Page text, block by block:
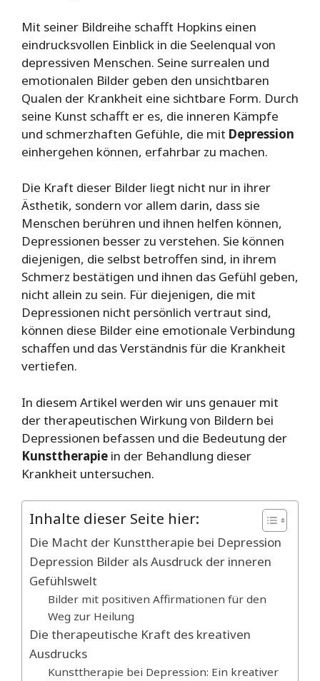
Mit seiner Bildreihe schafft Hopkins einen
eindrucksvollen Einblick in die Seelenqual von
depressiven Menschen. Seine surrealen und
emotionalen Bilder geben den unsichtbaren
Qualen der Krankheit eine sichtbare Form. Durch
seine Kunst schafft er es, die inneren Kämpfe
und schmerzhaften Gefühle, die mit Depression
einhergehen können, erfahrbar zu machen.
Die Kraft dieser Bilder liegt nicht nur in ihrer
Ästhetik, sondern vor allem darin, dass sie
Menschen berühren und ihnen helfen können,
Depressionen besser zu verstehen. Sie können
diejenigen, die selbst betroffen sind, in ihrem
Schmerz bestätigen und ihnen das Gefühl geben,
nicht allein zu sein. Für diejenigen, die mit
Depressionen nicht persönlich vertraut sind,
können diese Bilder eine emotionale Verbindung
schaffen und das Verständnis für die Krankheit
vertiefen.
In diesem Artikel werden wir uns genauer mit
der therapeutischen Wirkung von Bildern bei
Depressionen befassen und die Bedeutung der
Kunsttherapie in der Behandlung dieser
Krankheit untersuchen.
Inhalte dieser Seite hier:
Die Macht der Kunsttherapie bei Depression
Depression Bilder als Ausdruck der inneren
Gefühlswelt
Bilder mit positiven Affirmationen für den
Weg zur Heilung
Die therapeutische Kraft des kreativen
Ausdrucks
Kunsttherapie bei Depression: Ein kreativer